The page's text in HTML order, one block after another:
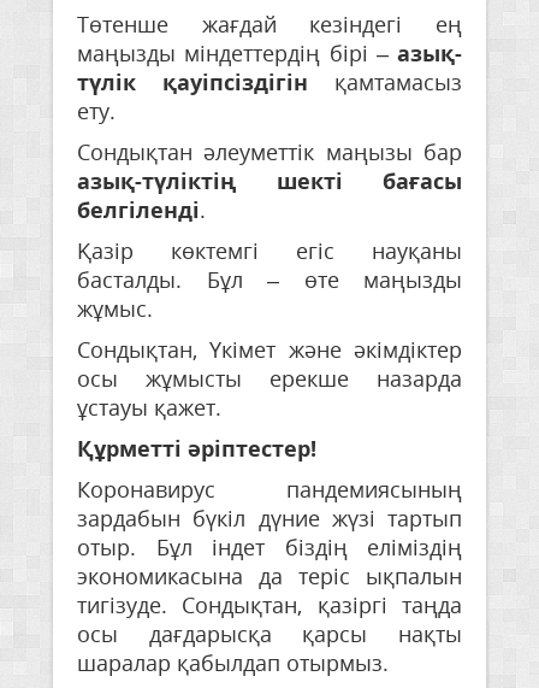
Төтенше жағдай кезіндегі ең
маңызды міндеттердің бірі – азық-
түлік қауіпсіздігін қамтамасыз
ету.
Сондықтан әлеуметтік маңызы бар
азық-түліктің шекті бағасы
белгіленді.
Қазір көктемгі егіс науқаны
басталды. Бұл – өте маңызды
жұмыс.
Сондықтан, Үкімет және әкімдіктер
осы жұмысты ерекше назарда
ұстауы қажет.
Құрметті әріптестер!
Коронавирус пандемиясының
зардабын бүкіл дүние жүзі тартып
отыр. Бұл індет біздің еліміздің
экономикасына да теріс ықпалын
тигізуде. Сондықтан, қазіргі таңда
осы дағдарысқа қарсы нақты
шаралар қабылдап отырмыз.